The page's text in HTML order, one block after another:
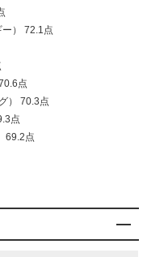
） 72.1点
点
） 70.3点
点
69.2点